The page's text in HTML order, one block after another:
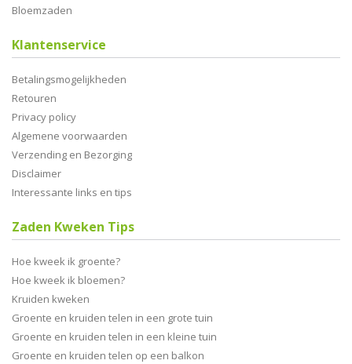
Bloemzaden
Klantenservice
Betalingsmogelijkheden
Retouren
Privacy policy
Algemene voorwaarden
Verzending en Bezorging
Disclaimer
Interessante links en tips
Zaden Kweken Tips
Hoe kweek ik groente?
Hoe kweek ik bloemen?
Kruiden kweken
Groente en kruiden telen in een grote tuin
Groente en kruiden telen in een kleine tuin
Groente en kruiden telen op een balkon